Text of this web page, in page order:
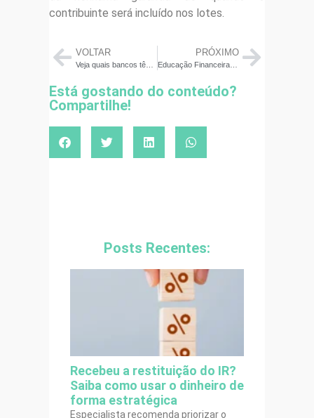
contribuinte será incluído nos lotes.
VOLTAR
Veja quais bancos têm programas de renegociação
PRÓXIMO
Educação Financeira já é obrigatória para escolas, alunos e pais
Está gostando do conteúdo?
Compartilhe!
Posts Recentes:
Recebeu a restituição do IR?
Saiba como usar o dinheiro de
forma estratégica
Especialista recomenda priorizar o